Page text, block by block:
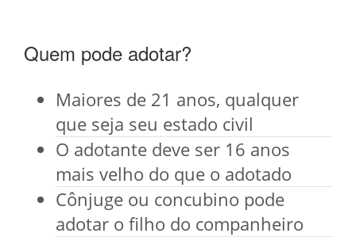
Quem pode adotar?
Maiores de 21 anos, qualquer
que seja seu estado civil
O adotante deve ser 16 anos
mais velho do que o adotado
Cônjuge ou concubino pode
adotar o filho do companheiro